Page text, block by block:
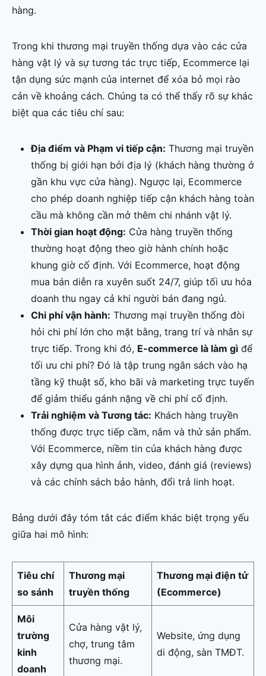
hàng.
Trong khi thương mại truyền thống dựa vào các cửa
hàng vật lý và sự tương tác trực tiếp, Ecommerce lại
tận dụng sức mạnh của internet để xóa bỏ mọi rào
cản về khoảng cách. Chúng ta có thể thấy rõ sự khác
biệt qua các tiêu chí sau:
Địa điểm và Phạm vi tiếp cận: Thương mại truyền
thống bị giới hạn bởi địa lý (khách hàng thường ở
gần khu vực cửa hàng). Ngược lại, Ecommerce
cho phép doanh nghiệp tiếp cận khách hàng toàn
cầu mà không cần mở thêm chi nhánh vật lý.
Thời gian hoạt động: Cửa hàng truyền thống
thường hoạt động theo giờ hành chính hoặc
khung giờ cố định. Với Ecommerce, hoạt động
mua bán diễn ra xuyên suốt 24/7, giúp tối ưu hóa
doanh thu ngay cả khi người bán đang ngủ.
Chi phí vận hành: Thương mại truyền thống đòi
hỏi chi phí lớn cho mặt bằng, trang trí và nhân sự
trực tiếp. Trong khi đó, E-commerce là làm gì để
tối ưu chi phí? Đó là tập trung ngân sách vào hạ
tầng kỹ thuật số, kho bãi và marketing trực tuyến
để giảm thiểu gánh nặng về chi phí cố định.
Trải nghiệm và Tương tác: Khách hàng truyền
thống được trực tiếp cầm, nắm và thử sản phẩm.
Với Ecommerce, niềm tin của khách hàng được
xây dựng qua hình ảnh, video, đánh giá (reviews)
và các chính sách bảo hành, đổi trả linh hoạt.
Bảng dưới đây tóm tắt các điểm khác biệt trọng yếu
giữa hai mô hình:
Tiêu chí
so sánh
Thương mại
truyền thống
Thương mại điện tử
(Ecommerce)
Môi
trường
kinh
doanh
Cửa hàng vật lý,
chợ, trung tâm
thương mại.
Website, ứng dụng
di động, sàn TMĐT.